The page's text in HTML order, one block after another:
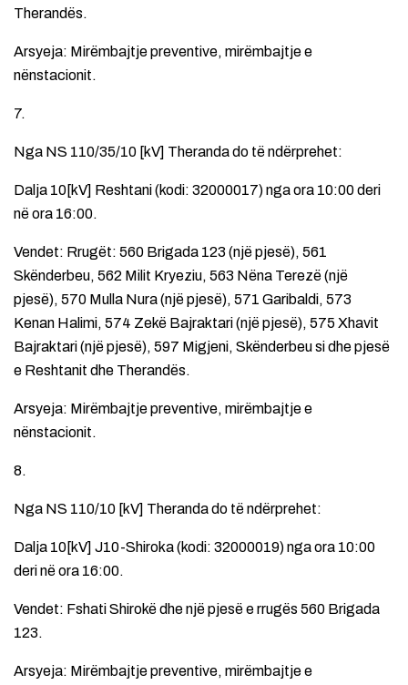
Therandës.
Arsyeja: Mirëmbajtje preventive, mirëmbajtje e
nënstacionit.
7.
Nga NS 110/35/10 [kV] Theranda do të ndërprehet:
Dalja 10[kV] Reshtani (kodi: 32000017) nga ora 10:00 deri
në ora 16:00.
Vendet: Rrugët: 560 Brigada 123 (një pjesë), 561
Skënderbeu, 562 Milit Kryeziu, 563 Nëna Terezë (një
pjesë), 570 Mulla Nura (një pjesë), 571 Garibaldi, 573
Kenan Halimi, 574 Zekë Bajraktari (një pjesë), 575 Xhavit
Bajraktari (një pjesë), 597 Migjeni, Skënderbeu si dhe pjesë
e Reshtanit dhe Therandës.
Arsyeja: Mirëmbajtje preventive, mirëmbajtje e
nënstacionit.
8.
Nga NS 110/10 [kV] Theranda do të ndërprehet:
Dalja 10[kV] J10-Shiroka (kodi: 32000019) nga ora 10:00
deri në ora 16:00.
Vendet: Fshati Shirokë dhe një pjesë e rrugës 560 Brigada
123.
Arsyeja: Mirëmbajtje preventive, mirëmbajtje e